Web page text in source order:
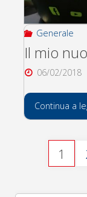
Generale
Il mio
06/02/2018
Continua a
1